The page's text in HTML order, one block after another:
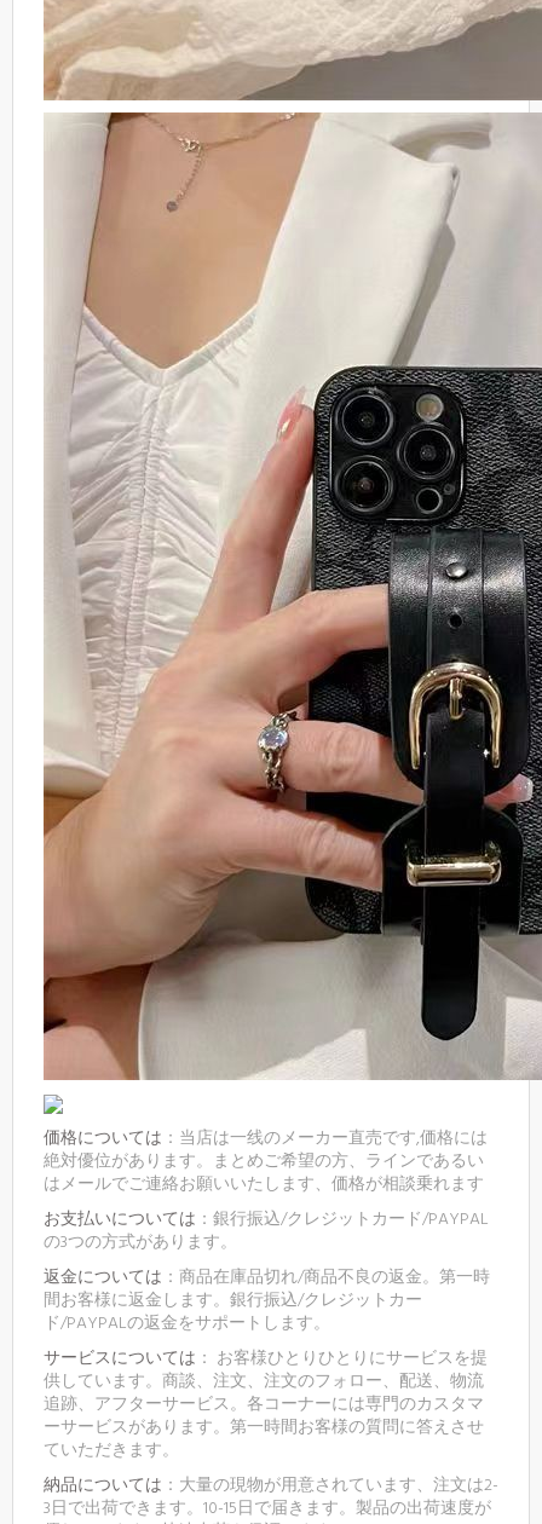
価格については ：当店は一线のメーカー直売です,価格には
絶対優位があります。まとめご希望の方、ラインであるい
はメールでご連絡お願いいたします、価格が相談乗れます
お支払いについては ：銀行振込/クレジットカード/PAYPAL
の3つの方式があります。
返金については ：商品在庫品切れ/商品不良の返金。第一時
間お客様に返金します。銀行振込/クレジットカー
ド/PAYPALの返金をサポートします。
サービスについては ： お客様ひとりひとりにサービスを提
供しています。商談、注文、注文のフォロー、配送、物流
追跡、アフターサービス。各コーナーには専門のカスタマ
ーサービスがあります。第一時間お客様の質問に答えさせ
ていただきます。
納品については ：大量の現物が用意されています、注文は2-
3日で出荷できます。10-15日で届きます。製品の出荷速度が